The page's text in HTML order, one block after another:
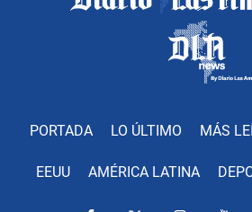
PORTADA LO ÚLTIMO MÁS
EEUU AMÉRICA LATINA